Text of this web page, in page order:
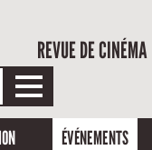
REVUE DE CINÉMA
ÉVÉNEMENTS